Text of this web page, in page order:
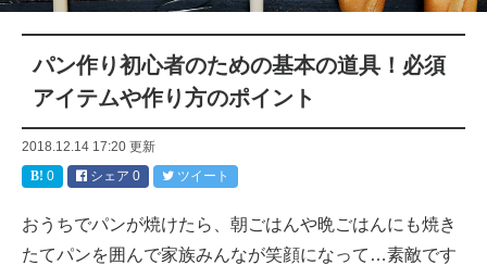
パン作り初心者のための基本の道具！必須
アイテムや作り方のポイント
2018.12.14 17:20 更新
0
シェア 0 ツイート
おうちでパンが焼けたら、朝ごはんや晩ごはんにも焼き
たてパンを囲んで家族みんなが笑顔になって…素敵です